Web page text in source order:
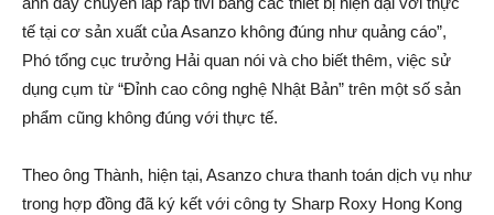
tế tại cơ sản xuất của Asanzo không đúng như quảng cáo”,
Phó tổng cục trưởng Hải quan nói và cho biết thêm, việc sử
dụng cụm từ “Đỉnh cao công nghệ Nhật Bản” trên một số sản
phẩm cũng không đúng với thực tế.
Theo ông Thành, hiện tại, Asanzo chưa thanh toán dịch vụ như
trong hợp đồng đã ký kết với công ty Sharp Roxy Hong Kong